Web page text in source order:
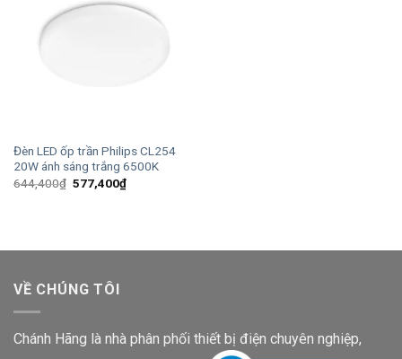
Đèn LED ốp trần Philips CL254
20W ánh sáng trắng 6500K
644,400₫ Giá
577,400₫Giá
hiện
VỀ CHÚNG TÔI
Chánh Hãng là nhà phân phối thiết bị điện chuyên nghiệp,